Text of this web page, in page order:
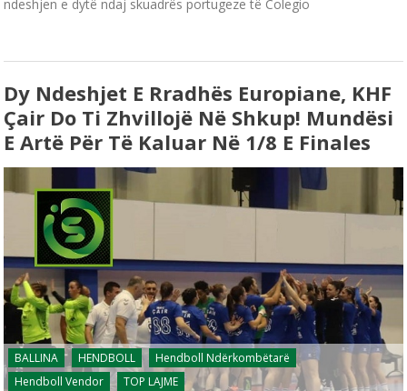
ndeshjen e dytë ndaj skuadrës portugeze të Colegio
Dy Ndeshjet E Rradhës Europiane, KHF
Çair Do Ti Zhvillojë Në Shkup! Mundësi
E Artë Për Të Kaluar Në 1/8 E Finales
BALLINA HENDBOLL
Hendboll Ndërkombëtarë
Hendboll Vendor
TOP LAJME